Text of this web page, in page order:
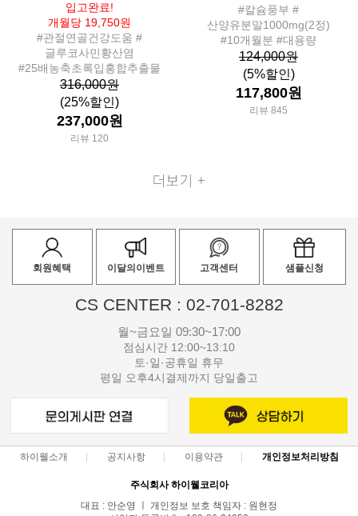
입고완료!
개월당 19,750원
#관절연골건강도움 #
글루코사민황산염
#25배농축초록입홍합추출물
316,000원
(25%할인)
237,000원
리뷰 120
#칼슘풍부 #
산양유분말1000mg(2정)
#10개월분 #대용량
124,000원
(5%할인)
117,800원
리뷰 845
회원혜택 이달의이벤트 고객센터 샘플신청
CS CENTER : 02-701-8282
월~금요일 09:30~17:00
점심시간 12:00~13:10
토·일·공휴일 휴무
평일 오후4시결제까지 당일출고
하이웰소개 공지사항 이용약관 개인정보처리방침
주식회사 하이웰코리아
대표 : 안순영 ㅣ 개인정보 보호 책임자 : 원현정